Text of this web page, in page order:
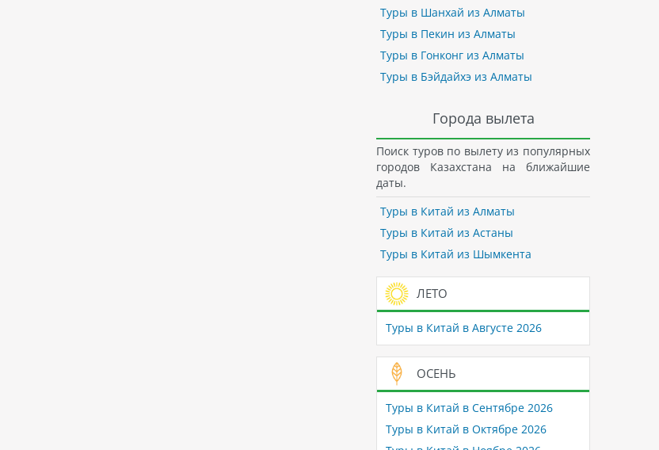
Туры в Шанхай из Алматы
Туры в Пекин из Алматы
Туры в Гонконг из Алматы
Туры в Бэйдайхэ из Алматы
Города вылета
Поиск туров по вылету из популярных
городов Казахстана на ближайшие
даты.
Туры в Китай из Алматы
Туры в Китай из Астаны
Туры в Китай из Шымкента
ЛЕТО
Туры в Китай в Августе 2026
ОСЕНЬ
Туры в Китай в Сентябре 2026
Туры в Китай в Октябре 2026